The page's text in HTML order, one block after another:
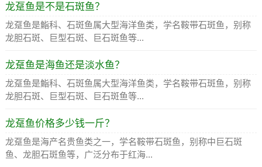
龙趸鱼是不是石斑鱼？
龙趸鱼是鮨科、石斑鱼属大型海洋鱼类，学名鞍带石斑鱼，别称
龙胆石斑、巨型石斑、巨石斑鱼等...
龙趸鱼是海鱼还是淡水鱼？
龙趸鱼是鮨科、石斑鱼属大型海洋鱼类，学名鞍带石斑鱼，别称
龙胆石斑、巨型石斑、巨石斑鱼等...
龙趸鱼价格多少钱一斤？
龙趸鱼是海产名贵鱼类之一，学名鞍带石斑鱼，别称中巨石斑
鱼、龙胆石斑鱼等，广泛分布于红海...